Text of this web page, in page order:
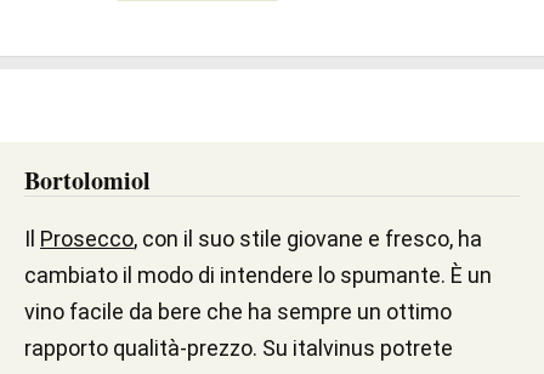
Bortolomiol
Il Prosecco, con il suo stile giovane e fresco, ha
cambiato il modo di intendere lo spumante. È un
vino facile da bere che ha sempre un ottimo
rapporto qualità-prezzo. Su italvinus potrete